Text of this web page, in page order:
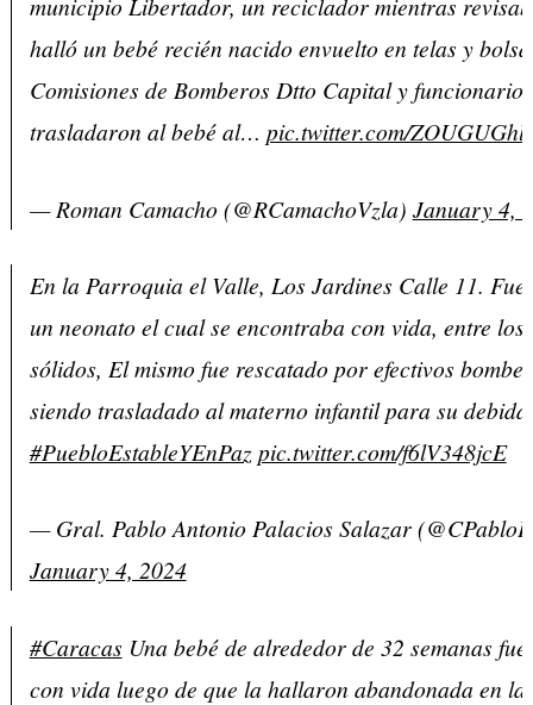
municipio Libertador, un reciclador mientras
halló un bebé recién nacido envuelto en telas y
Comisiones de Bomberos Dtto Capital y
trasladaron al bebé al… pic.twitter.com/
— Roman Camacho (@RCamachoVzla) January 4,
En la Parroquia el Valle, Los Jardines Calle 11.
un neonato el cual se encontraba con vida, entre los
sólidos, El mismo fue rescatado por efectivos
siendo trasladado al materno infantil para su
#PuebloEstableYEnPaz pic.twitter.com/f6lV348jcE
— Gral. Pablo Antonio Palacios Salazar
January 4, 2024
#Caracas Una bebé de alrededor de 32 semanas
con vida luego de que la hallaron abandonada en la